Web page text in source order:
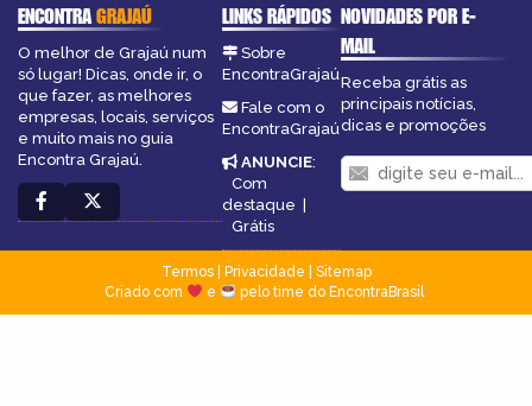
ENCONTRAGRAJAÚ
O melhor de Grajaú num
só lugar! Dicas, onde ir, o
que fazer, as melhores
empresas, locais, serviços
e muito mais no guia
Encontra Grajaú.
LINKS RÁPIDOS
Sobre
EncontraGrajaú
Fale com o
EncontraGrajaú
ANUNCIE:
Com
destaque
Grátis
NOVIDADES POR E-
MAIL
Receba grátis as
principais notícias,
dicas e promoções
Termos| Privacidade
Sitemap
Criado com
e pelo time do EncontraBrasil